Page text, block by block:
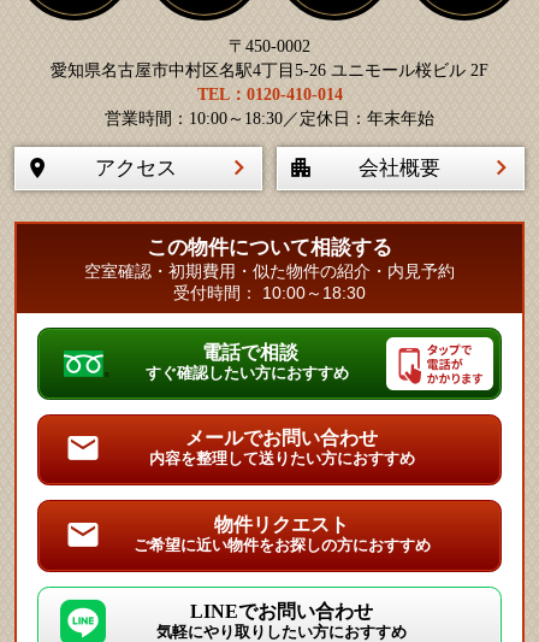
〒450-0002
愛知県名古屋市中村区名駅4丁目5-26 ユニモール桜ビル 2F
TEL：0120-410-014
営業時間：10:00～18:30／定休日：年末年始
アクセス 会社概要
この物件について相談する
空室確認・初期費用・似た物件の紹介・内見予約
受付時間： 10:00～18:30
電話で相談
すぐ確認したい方におすすめ
メールでお問い合わせ
内容を整理して送りたい方におすすめ
物件リクエスト
ご希望に近い物件をお探しの方におすすめ
LINEでお問い合わせ
気軽にやり取りしたい方におすすめ